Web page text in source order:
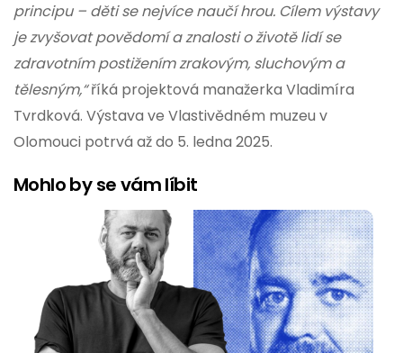
principu – děti se nejvíce naučí hrou. Cílem výstavy
je zvyšovat povědomí a znalosti o životě lidí se
zdravotním postižením zrakovým, sluchovým a
tělesným,“říká projektová manažerka Vladimíra
Tvrdková. Výstava ve Vlastivědném muzeu v
Olomouci potrvá až do 5. ledna 2025.
Mohlo by se vám líbit